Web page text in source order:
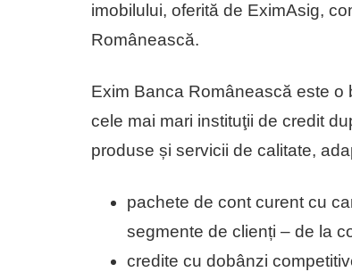
imobilului, oferită de EximAsig,
Românească.
Exim Banca Românească este
cele mai mari instituţii de cre­dit
produse și servicii de calitate,
pachete de cont curent cu
segmente de clienți – de la
credite cu dobânzi